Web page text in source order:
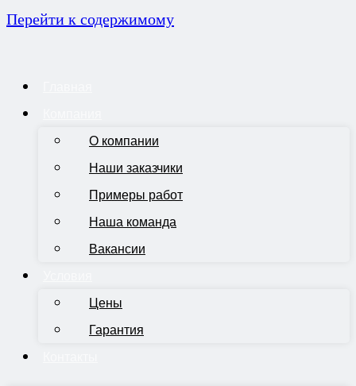
Перейти к содержимому
О компании
Наши заказчики
Примеры работ
Наша команда
Вакансии
Цены
Гарантия